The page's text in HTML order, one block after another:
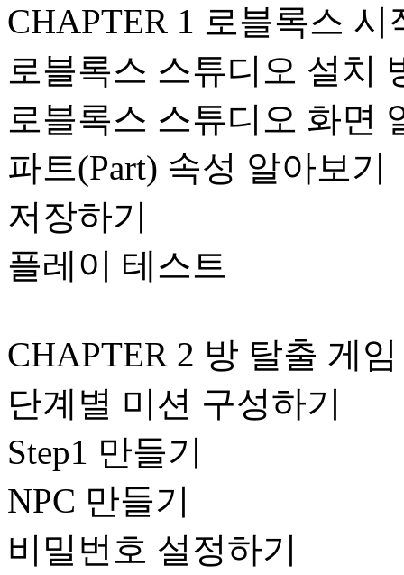
CHAPTER 1 로블록스 시
로블록스 스튜디오 설치
로블록스 스튜디오 화면
파트(Part) 속성 알아보기
저장하기
플레이 테스트
CHAPTER 2 방 탈출 게임
단계별 미션 구성하기
Step1 만들기
NPC 만들기
비밀번호 설정하기